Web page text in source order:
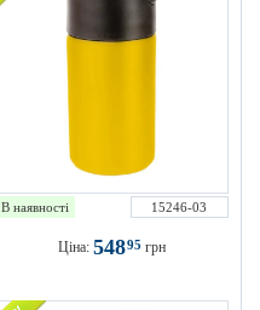
В наявності 15246-03
Ціна: 54895 грн